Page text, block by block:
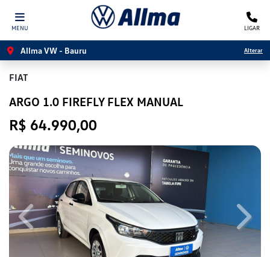
MENU LIGAR
Allma VW - Bauru Alterar
FIAT
ARGO 1.0 FIREFLY FLEX MANUAL
R$ 64.990,00
Previous Next